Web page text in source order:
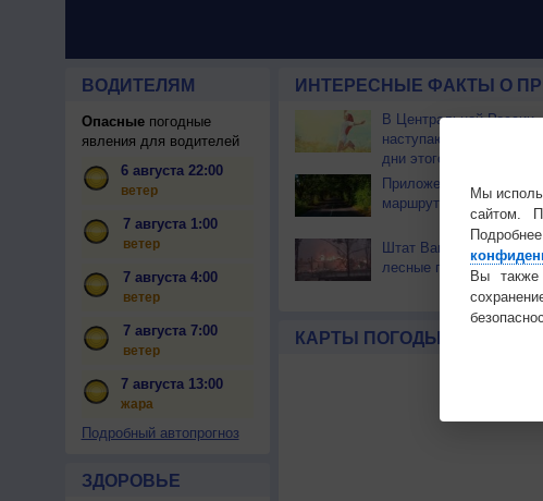
ВОДИТЕЛЯМ
Опасныепогодные
явления для водителей
6 августа 22:00
ветер
7 августа 1:00
ветер
7 августа 4:00
ветер
7 августа 7:00
ветер
7 августа 13:00
жара
Подробный автопрогноз
ЗДОРОВЬЕ
ИНТЕРЕСНЫЕ ФАКТЫ О
В Центральной России
наступают самые жаркие
дни этого лета
Приложение построит
маршрут через тень
Штат Вашингтон
лесные пожары
КАРТЫ ПОГОДЫ
Мы
сайтом.
Вы также